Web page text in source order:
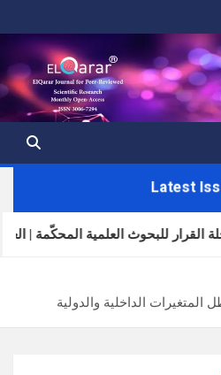
Latest
مجلة القرار للبحوث العلمية المحكّمة | العدد
الداخلية والدولية